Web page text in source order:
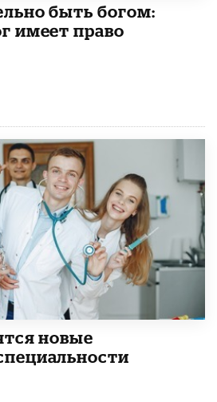
быть богом:
имеет право
новые